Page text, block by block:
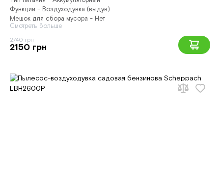
Функции - Воздуходувка (выдув)
Мешок для сбора мусора - Нет
Смотреть больше
2740 грн
2150 грн